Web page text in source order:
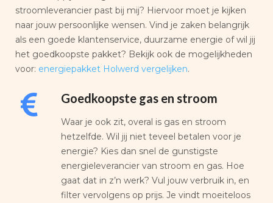
stroomleverancier past bij mij? Hiervoor moet je kijken
naar jouw persoonlijke wensen. Vind je zaken belangrijk
als een goede klantenservice, duurzame energie of wil jij
het goedkoopste pakket? Bekijk ook de mogelijkheden
voor: energiepakket Holwerd vergelijken.
Goedkoopste gas en stroom
Waar je ook zit, overal is gas en stroom
hetzelfde. Wil jij niet teveel betalen voor je
energie? Kies dan snel de gunstigste
energieleverancier van stroom en gas. Hoe
gaat dat in z’n werk? Vul jouw verbruik in, en
filter vervolgens op prijs. Je vindt moeiteloos